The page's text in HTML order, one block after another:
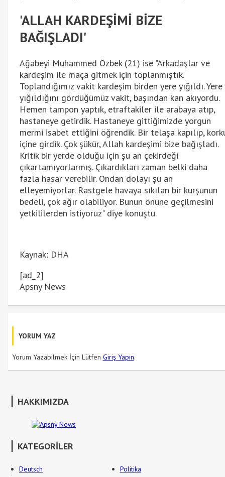
'ALLAH KARDEŞİMİ BİZE
BAĞIŞLADI'
Ağabeyi Muhammed Özbek (21) ise "Arkadaşlar ve
kardeşim ile maça gitmek için toplanmıştık.
Toplandığımız vakit kardeşim birden yere yığıldı. Yere
yığıldığını gördüğümüz vakit, başından kan akıyordu.
Hemen tampon yaptık, etraftakiler ile arabaya atıp,
hastaneye getirdik. Hastaneye gittiğimizde yorgun
mermi isabet ettiğini öğrendik. Bir telaşa kapılıp,
içine girdik. Çok şükür, Allah kardeşimi bize bağışladı.
Kritik bir yerde olduğu için şu an çekirdeği
çıkartamıyorlarmış. Çıkardıkları zaman belki daha
fazla hasar verebilir. Ondan dolayı şu an
elleyemiyorlar. Rastgele havaya sıkılan bir kurşunun
bedeli, çok ağır olabiliyor. Bunun önüne geçilmesini
yetkililerden istiyoruz" diye konuştu.
Kaynak: DHA
[ad_2]
Apsny News
YORUM YAZ
Yorum Yazabilmek İçin Lütfen Giriş Yapın.
HAKKIMIZDA
KATEGORİLER
Deutsch
Politika